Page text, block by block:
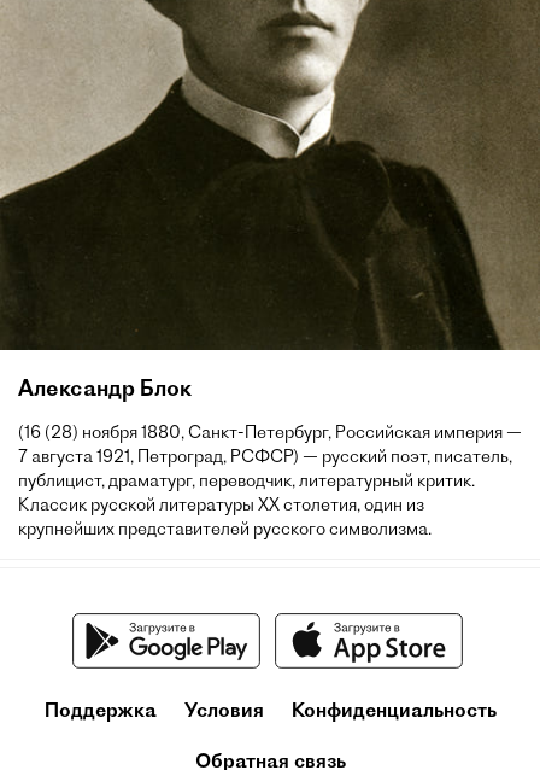
Александр Блок
(16 (28) ноября 1880, Санкт-Петербург, Российская империя —
7 августа 1921, Петроград, РСФСР) — русский поэт, писатель,
публицист, драматург, переводчик, литературный критик.
Классик русской литературы XX столетия, один из
крупнейших представителей русского символизма.
Поддержка Условия Конфиденциальность
Обратная связь